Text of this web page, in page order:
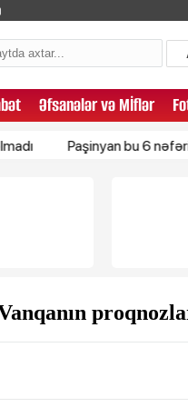
Əfsanələr və Mİflər
Paşinyan bu 6 nəfəri öz